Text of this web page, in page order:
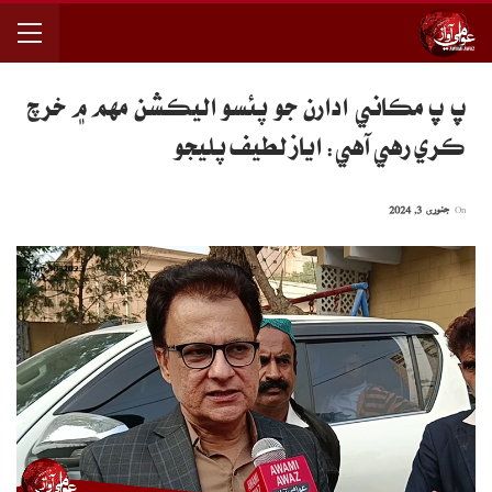
پ پ مڪاني ادارن جو پئسو اليڪشن مهم ۾ خرچ
ڪري رهي آهي: اياز لطيف پليجو